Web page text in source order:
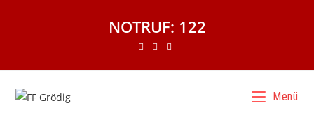
NOTRUF: 122
Menü